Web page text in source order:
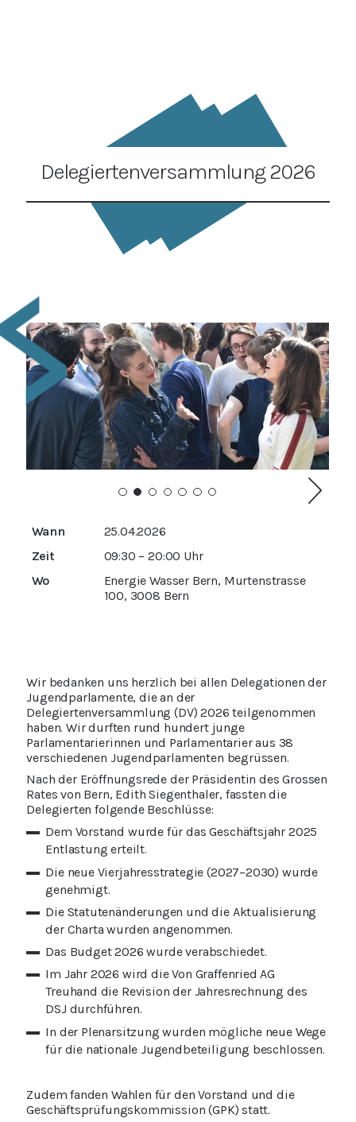
Delegiertenversammlung 2026
Wann
25.04.2026
Zeit
09:30 – 20:00 Uhr
Wo
Energie Wasser Bern, Murtenstrasse
100, 3008 Bern
Wir bedanken uns herzlich bei allen Delegationen der
Jugendparlamente, die an der
Delegiertenversammlung (DV) 2026 teilgenommen
haben. Wir durften rund hundert junge
Parlamentarierinnen und Parlamentarier aus 38
verschiedenen Jugendparlamenten begrüssen.
Nach der Eröffnungsrede der Präsidentin des Grossen
Rates von Bern, Edith Siegenthaler, fassten die
Delegierten folgende Beschlüsse:
Dem Vorstand wurde für das Geschäftsjahr 2025
Entlastung erteilt.
Die neue Vierjahresstrategie (2027–2030) wurde
genehmigt.
Die Statutenänderungen und die Aktualisierung
der Charta wurden angenommen.
Das Budget 2026 wurde verabschiedet.
Im Jahr 2026 wird die Von Graffenried AG
Treuhand die Revision der Jahresrechnung des
DSJ durchführen.
In der Plenarsitzung wurden mögliche neue Wege
für die nationale Jugendbeteiligung beschlossen.
Zudem fanden Wahlen für den Vorstand und die
Geschäftsprüfungskommission (GPK) statt.